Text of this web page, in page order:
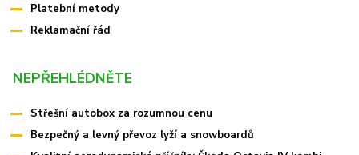
Platební metody
Reklamační řád
NEPŘEHLÉDNĚTE
Střešní autobox za rozumnou cenu
Bezpečný a levný převoz lyží a snowboardů